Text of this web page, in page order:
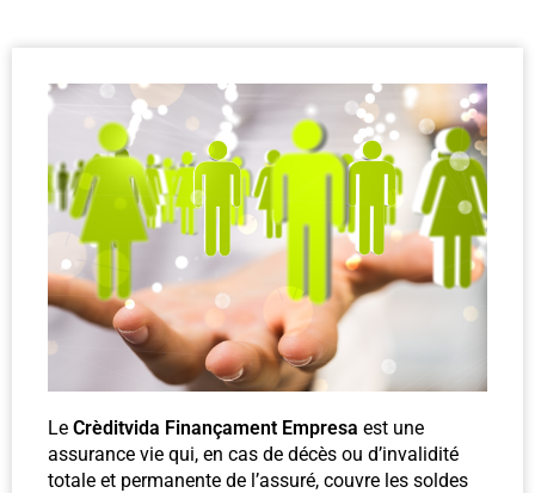
Le Crèditvida Finançament Empresa est une
assurance vie qui, en cas de décès ou d’invalidité
totale et permanente de l’assuré, couvre les soldes